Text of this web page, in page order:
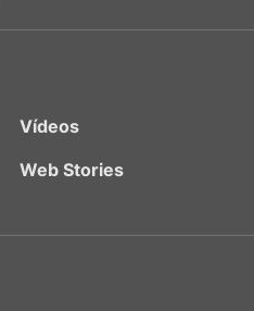
Vídeos
Web Stories